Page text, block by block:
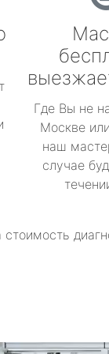
Где Вы не
Москве
наш
случае